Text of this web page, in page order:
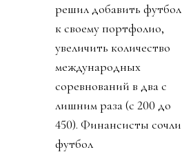
решил добавить футбол
к своему портфолио,
увеличить количество
международных
соревнований в два с
лишним раза (с 200 до
450). Финансисты сочли
футбол